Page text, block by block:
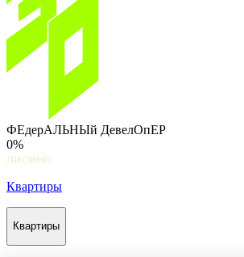
ФЕдерАЛЬНЫй ДевелОпЕР
0%
Квартиры
Квартиры